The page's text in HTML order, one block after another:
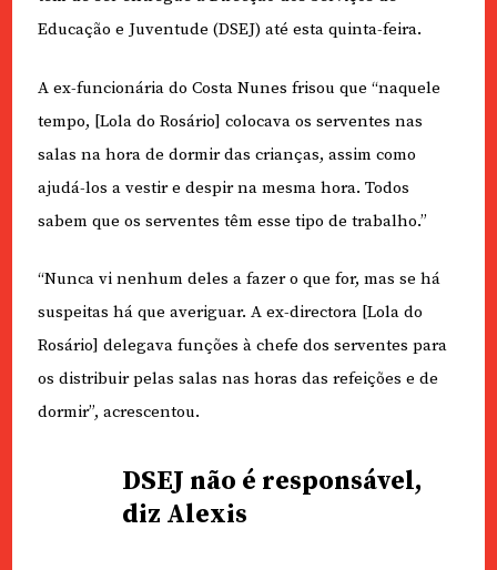
Educação e Juventude (DSEJ) até esta quinta-feira.
A ex-funcionária do Costa Nunes frisou que “naquele
tempo, [Lola do Rosário] colocava os serventes nas
salas na hora de dormir das crianças, assim como
ajudá-los a vestir e despir na mesma hora. Todos
sabem que os serventes têm esse tipo de trabalho.”
“Nunca vi nenhum deles a fazer o que for, mas se há
suspeitas há que averiguar. A ex-directora [Lola do
Rosário] delegava funções à chefe dos serventes para
os distribuir pelas salas nas horas das refeições e de
dormir”, acrescentou.
DSEJ não é responsável,
diz Alexis